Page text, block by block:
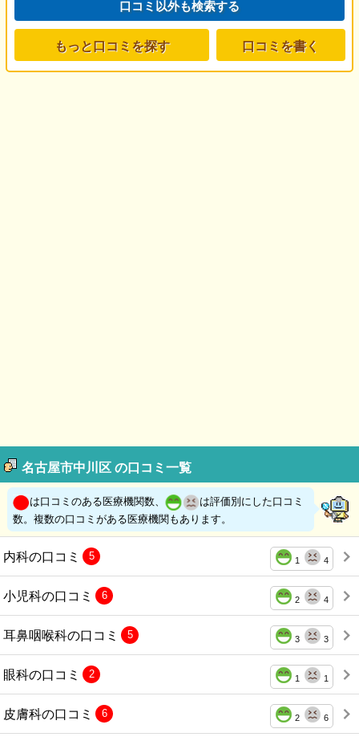
口コミ以外も検索する
もっと口コミを探す 口コミを書く
名古屋市中川区 の口コミ一覧
は口コミのある医療機関数、
は評価別にした口コミ
数。複数の口コミがある医療機関もあります。
内科の口コミ 1 4
5
小児科の口コミ 2 4
6
耳鼻咽喉科の口コミ 3 3
5
眼科の口コミ 1 1
2
皮膚科の口コミ 2 6
6